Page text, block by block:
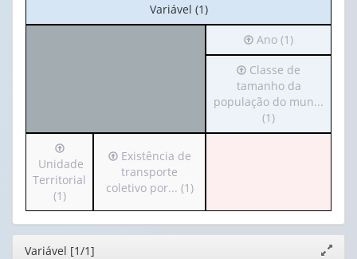
No
cabeçalho:
Variável (1)
Irá
para
o
cabeçalho
(possui
apenas
1
Ano (1)
Irá
para
o
cabeçalho
(possui
Classe
de
Classe de
tamanho da
população do mun...
(1)
Irá
para
o
cabeçalho
(possui
apenas
Unidade
Territorial
(1)
Irá
para
o
apenas
Existência de
transporte
coletivo por... (1)
Editor
Variável [1/1]